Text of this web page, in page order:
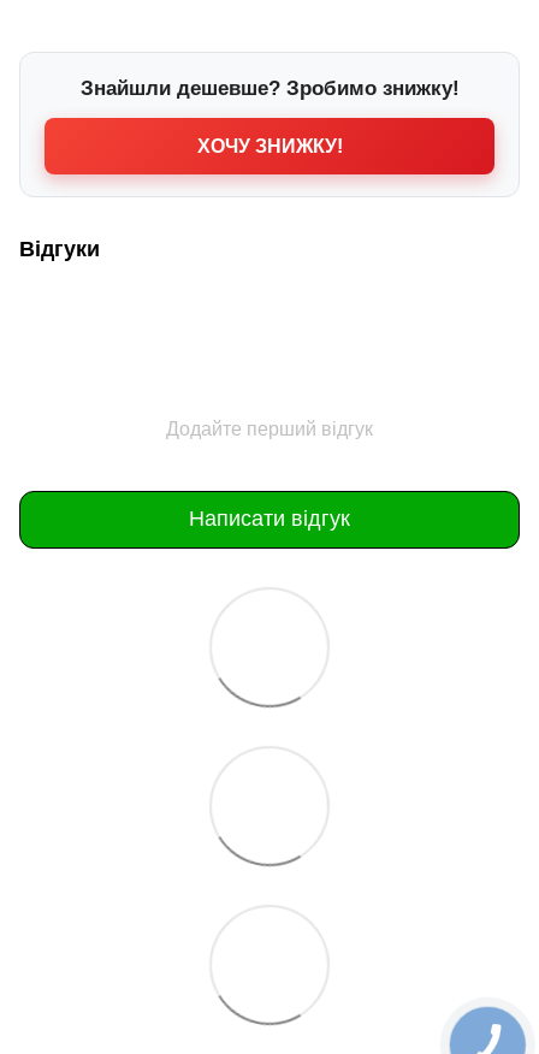
Знайшли дешевше? Зробимо знижку!
ХОЧУ ЗНИЖКУ!
Відгуки
Додайте перший відгук
Написати відгук